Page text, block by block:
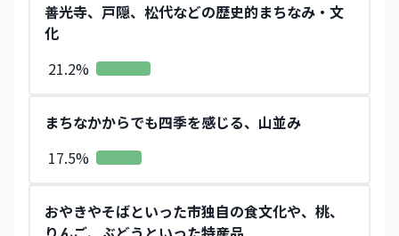
善光寺、戸隠、松代などの歴史的まちなみ・文
化​
21.2%
まちなかからでも四季を感じる、山並み​
17.5%
おやきやそばといった市独自の食文化や、​桃、